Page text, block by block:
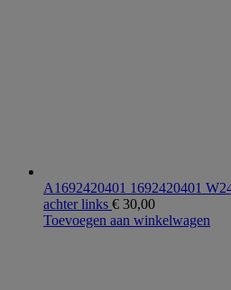
A1692420401 1692420401
achter links € 30,00
Toevoegen aan winkelwagen